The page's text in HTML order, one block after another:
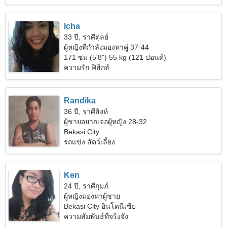
Icha
33 ปี, ราศีตุลย์
ผู้หญิงที่กำลังมองหาคู่ 37-44
171 ซม (5'8") 55 kg (121 ปอนด์)
ความรัก ฟิสิกส์
Randika
36 ปี, ราศีสิงห์
ผู้ชายอยากเจอผู้หญิง 28-32
Bekasi City
รถแข่ง สัตว์เลี้ยง
Ken
24 ปี, ราศีกุมภ์
ผู้หญิงมองหาผู้ชาย
Bekasi City อินโดนีเซีย
ความสัมพันธ์ที่จริงจัง